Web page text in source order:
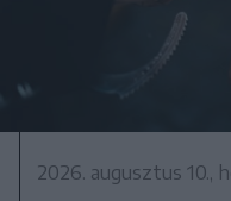
2026. augusztus 10.,